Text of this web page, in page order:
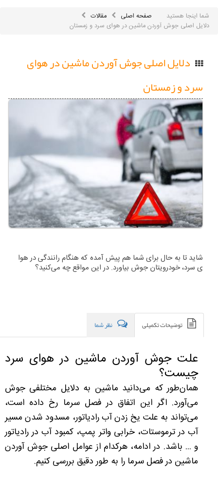
شما اینجا هستید صفحه اصلی
مقالات
دلایل اصلی جوش آوردن ماشین در هوای سرد و زمستان
دلایل اصلی جوش آوردن ماشین در هوای
سرد و زمستان
شاید تا به حال برای شما هم پیش آمده که هنگام رانندگی در هوا
ی سرد، خودرویتان جوش بیاورد. در این مواقع چه می‌کنید؟
توضیحات تکمیلی نظر شما
علت جوش آوردن ماشین در هوای سرد
چیست؟
همان‌طور که می‌دانید ماشین به دلایل مختلفی جوش
می‌آورد. اگر این اتفاق در فصل سرما رخ داده است،
می‌تواند به علت یخ زدن آب رادیاتور، مسدود شدن مسیر
آب در ترموستات، خرابی واتر پمپ، کمبود آب در رادیاتور
و ... باشد. در ادامه، هرکدام از عوامل اصلی جوش آوردن
ماشین در فصل سرما را به طور دقیق بررسی کنیم.